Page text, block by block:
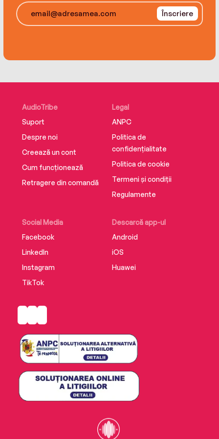
Înscriere
AudioTribe
Suport
Despre noi
Creează un cont
Cum funcționează
Retragere din comandă
Social Media
Facebook
LinkedIn
Instagram
TikTok
Descarcă app-ul
Android
iOS
Huawei
Legal
ANPC
Politica de
confidențialitate
Politica de cookie
Termeni și condiții
Regulamente